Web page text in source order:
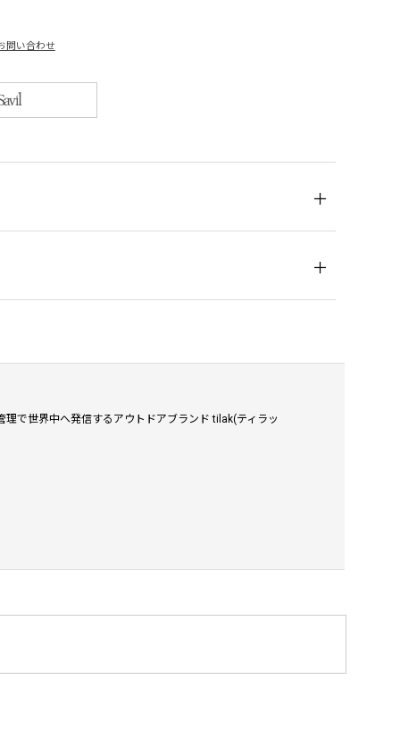
問い合わせ
で世界中へ発信するアウトドアブランド tilak(ティラッ